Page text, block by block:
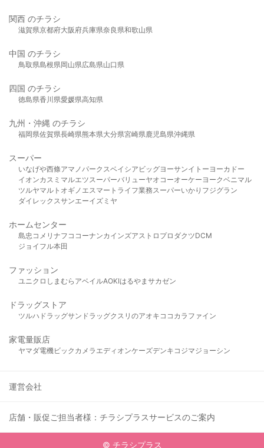
関西 のチラシ
滋賀県京都府大阪府兵庫県奈良県和歌山県
中国 のチラシ
鳥取県島根県岡山県広島県山口県
四国 のチラシ
徳島県香川県愛媛県高知県
九州・沖縄 のチラシ
福岡県佐賀県長崎県熊本県大分県宮崎県 鹿児島県沖縄県
スーパー
いなげや西條アマノパークスベイシア ビッグヨーサンイトーヨーカドー
イオンカスミ マルエツ スーパーバリューヤオコーオーケー ヨークベニマル
ツルヤマルト オギノ エスマート ライフ業務スーパーいかり フジグラン
ダイレックスサンエーイズミヤ
ホームセンター
島忠 コメリ ナフコ コーナンカインズアストロプロダクツDCM
ジョイフル本田
ファッション
ユニクロ しまむら アベイルAOKIはるやま サカゼン
ドラッグストア
ツルハドラッグサンドラッグクスリのアオキ ココカラファイン
家電量販店
ヤマダ電機ビックカメラ エディオンケーズデンキ コジマジョーシン
運営会社
店舗・販促ご担当者様：チラシプラスサービスのご案内
© チラシプラス